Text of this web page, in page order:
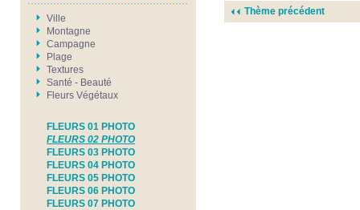
Ville
Montagne
Campagne
Plage
Textures
Santé - Beauté
Fleurs Végétaux
FLEURS 01 PHOTO
FLEURS 02 PHOTO
FLEURS 03 PHOTO
FLEURS 04 PHOTO
FLEURS 05 PHOTO
FLEURS 06 PHOTO
FLEURS 07 PHOTO
Thème précédent